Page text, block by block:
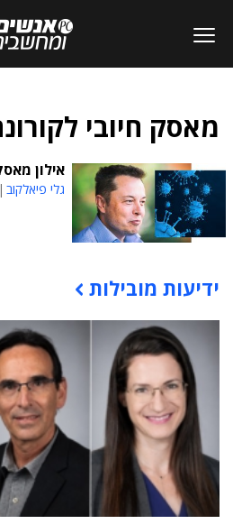
מאסק חיובי
אילון
גלי פיאלקוב
תוכן פרסומי
ידיעות מובילות